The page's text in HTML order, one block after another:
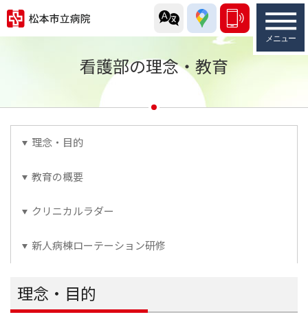
看護部の理念・教育
理念・目的
教育の概要
クリニカルラダー
新人病棟ローテーション研修
理念・目的